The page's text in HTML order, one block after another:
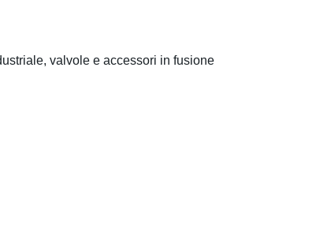
valvole e accessori in fusione